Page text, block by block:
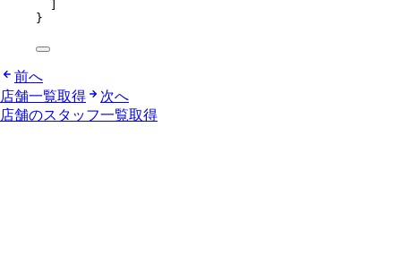
}
前へ
店舗一覧取得
次へ
店舗のスタッフ一覧取得